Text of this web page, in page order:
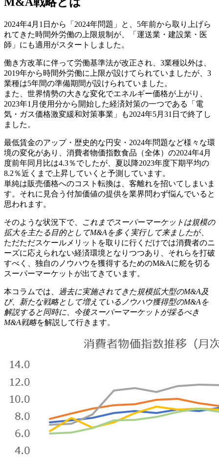
2024年4月1日から「2024年問題」と、5年前から取り上げら
れてきた時間外労働の上限規制が、「運送業・建設業・医
師」にも適用がスタートしました。
働き方改革に伴って労働基準法が改正され、3業種以外は、
2019年から時間外労働に上限が設けてられていましたが、3
業種は5年間の準備期間が設けられていました。
また、世界情勢の大きな変化でエネルギー価格が上がり、
2023年1月使用分から開始した経済対策の一つである「電
気・ガス価格激変緩和対策事業」も2024年5月31日で終了し
ました。
最低賃金のアップ・歴史的な円安・2024年問題など様々な環
境の変化があり、消費者物価指数食品（全体）の2024年4月
度前年同月比は4.3％でしたが、夏以降2023年度下期平均の
8.2％近くまで上昇していくと予測しています。
単純は販売価格へのコスト転換は、客離れを招いてしまいま
す。それに見合う付加価値の提供を業界問わず悩んでいると
思われます。
そのような状況下で、
これまでスーパーマーケットは規模の
拡大を主たる目的としてM&Aを多く実行して来ましたが、
ただただスケールメリットを取りに行くだけでは消費者のニ
ーズに応えられない経済環境となりつつあり、それらを打破
すべく、独自のノウハウを獲得するためのM&Aに舵を切る
スーパーマーケットが出てきています。
本コラムでは、
過去に実施されてきた規模拡大型のM&A及
び、新たな戦略として増えているノウハウ獲得型のM&Aを
解説すると同時に、今後スーパーマーケットが採るべき
M&A戦略を解説して行きます。